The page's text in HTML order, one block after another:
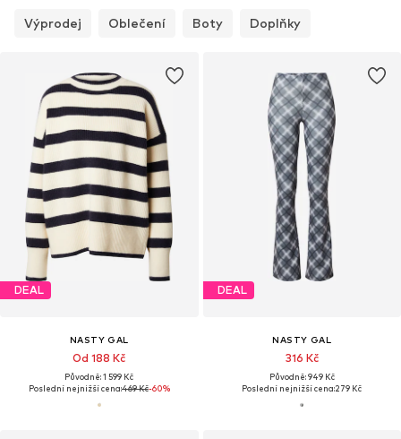
Výprodej Oblečení Boty Doplňky
DEAL
NASTY GAL
Od 188 Kč
Původně: 1 599 Kč
Poslední nejnižší cena:469 Kč-60%
DEAL
NASTY GAL
316 Kč
Původně: 949 Kč
Poslední nejnižší cena:279 Kč